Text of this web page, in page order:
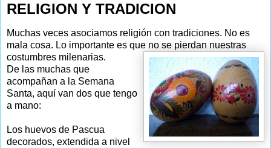
RELIGION Y TRADICION
Muchas veces asociamos religión con tradiciones. No es
mala cosa. Lo importante es que no se pierdan nuestras
costumbres milenarias.
De las muchas que
acompañan a la Semana
Santa, aquí van dos que tengo
a mano:
Los huevos de Pascua
decorados, extendida a nivel